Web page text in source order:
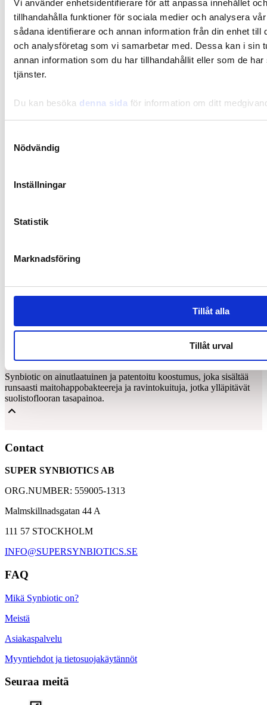
Vi använder enhetsidentifierare för att anpassa innehållet
tillhandahålla funktioner för sociala medier och analysera
sådana identifierare och annan information från din enhet till
och analysföretag som vi samarbetar med. Dessa kan i sin
annan information som du har tillhandahållit eller som de
tjänster.
Du kan besöka denna sida för information om ditt
Nödvändig
Inställningar
Statistik
Marknadsföring
Tillåt alla
Tillåt urval
Resepti
Pitkään haudutettu mausteinen lihapata
Synbiotic on ainutlaatuinen ja patentoitu koostumus, joka sisältää
runsaasti maitohappobakteereja ja ravintokuituja, jotka ylläpitävät
suolistoflooran tasapainoa.
4 grammaa gluteenittomia ravintokuituja
Contact
SUPER SYNBIOTICS AB
ORG.NUMBER: 559005-1313
Malmskillnadsgatan 44 A
111 57 STOCKHOLM
INFO@SUPERSYNBIOTICS.SE
FAQ
Mikä Synbiotic on?
Meistä
Asiakaspalvelu
Myyntiehdot ja tietosuojakäytännöt
Seuraa meitä